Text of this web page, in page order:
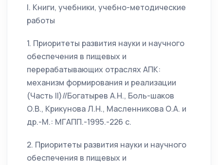
I. Книги, учебники, учебно-методические
работы
1. Приоритеты развития науки и научного
обеспечения в пищевых и
перерабатывающих отраслях АПК:
механизм формирования и реализации
(Часть II)//Богатырев А.Н., Боль-шаков
О.В., Крикунова Л.Н., Масленникова О.А. и
др.-М.: МГАПП.-1995.-226 с.
2. Приоритеты развития науки и научного
обеспечения в пищевых и